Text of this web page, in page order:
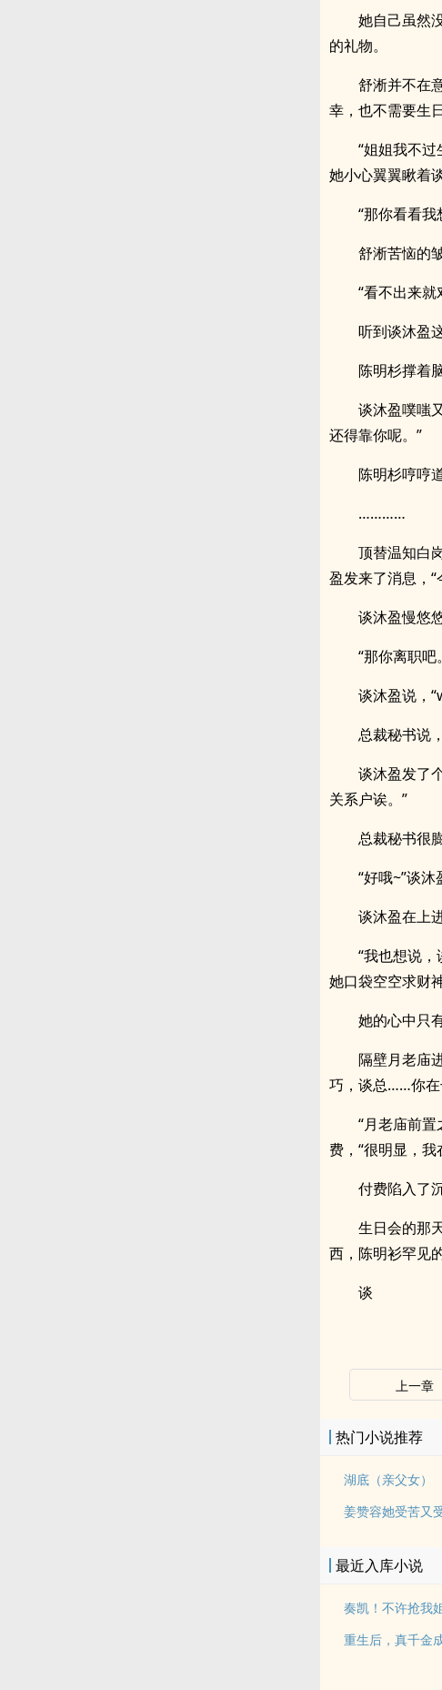
她自己虽然
的礼物。
舒淅并不在
幸，也不需要生
“姐姐我不
她小心翼翼瞅着
“那你看看我
舒淅苦恼的
“看不出来
听到谈沐盈
陈明杉撑着
谈沐盈噗嗤
还得靠你呢。”
陈明杉哼哼
…………
顶替温知白
盈发来了消息，
谈沐盈慢悠
“那你离职吧
谈沐盈说，
总裁秘书说
谈沐盈发了
关系户诶。”
总裁秘书很
“好哦~”谈
谈沐盈在上
“我也想说
她口袋空空求财
她的心中只
隔壁月老庙
巧，谈总……你在
“月老庙前
费，“很明显，我
付费陷入了
生日会的那
西，陈明衫罕见
谈
上一章
热门小说推荐
湖底（亲父女）
姜赞容她受苦又
最近入库小说
奏凯！不许抢我